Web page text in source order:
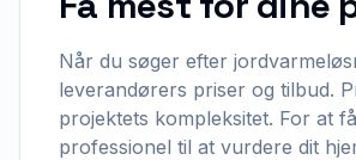
Når du søger efter
leverandørers priser og tilbud.
projektets kompleksitet. For at
professionel til at vurdere dit